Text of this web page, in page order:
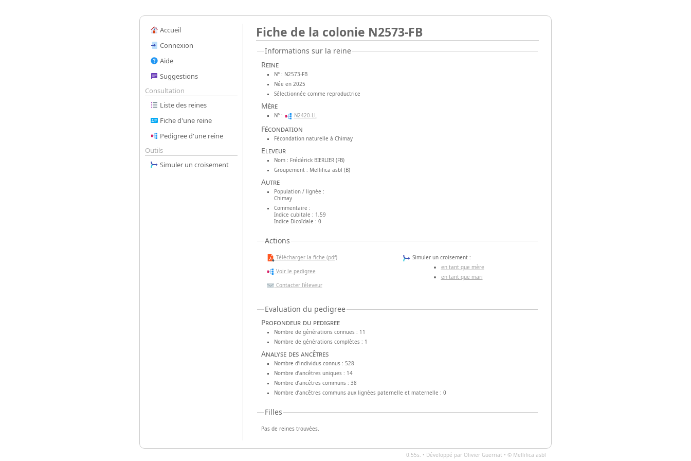
Accueil
Connexion
Aide
Suggestions
Consultation
Liste des reines
Fiche d'une reine
Pedigree d'une reine
Outils
Simuler un croisement
Fiche de la colonie N2573-FB
Informations sur la reine
Reine
N° : N2573-FB
Née en 2025
Sélectionnée comme reproductrice
Mère
N° : N2420-LL
Fécondation
Fécondation naturelle à Chimay
Eleveur
Nom : Frédérick BIERLIER (FB)
Groupement : Mellifica asbl (B)
Autre
Population / lignée :
Chimay
Commentaire :
Indice cubitale : 1,59
Indice Dicoïdale : 0
Actions
Télécharger la fiche (pdf)
Voir le pedigree
Contacter l'éleveur
Simuler un croisement :
en tant que mère
en tant que mari
Evaluation du pedigree
Profondeur du pedigree
Nombre de générations connues : 11
Nombre de générations complètes : 1
Analyse des ancêtres
Nombre d’individus connus : 528
Nombre d’ancêtres uniques : 14
Nombre d’ancêtres communs : 38
Nombre d’ancêtres communs aux lignées paternelle et maternelle : 0
Filles
Pas de reines trouvées.
0.55s. • Développé par Olivier Guerriat • © Mellifica asbl